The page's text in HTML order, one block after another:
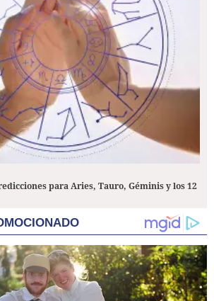
para Aries, Tauro, Géminis y los 12